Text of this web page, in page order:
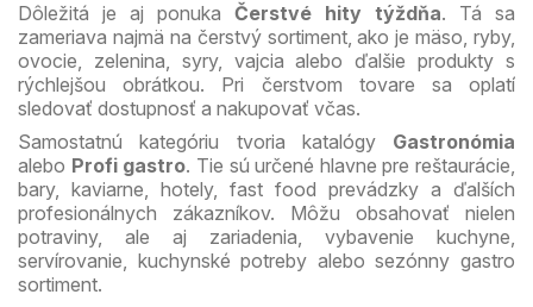
Dôležitá je aj ponuka Čerstvé hity týždňa. Tá sa
zameriava najmä na čerstvý sortiment, ako je mäso, ryby,
ovocie, zelenina, syry, vajcia alebo ďalšie produkty s
rýchlejšou obrátkou. Pri čerstvom tovare sa oplatí
sledovať dostupnosť a nakupovať včas.
Samostatnú kategóriu tvoria katalógy Gastronómia
alebo Profi gastro. Tie sú určené hlavne pre reštaurácie,
bary, kaviarne, hotely, fast food prevádzky a ďalších
profesionálnych zákazníkov. Môžu obsahovať nielen
potraviny, ale aj zariadenia, vybavenie kuchyne,
servírovanie, kuchynské potreby alebo sezónny gastro
sortiment.